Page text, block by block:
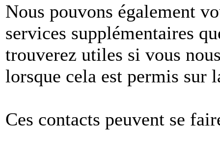
Nous pouvons également
services supplémentaires
trouverez utiles si vous
lorsque cela est permis sur
Ces contacts peuvent se